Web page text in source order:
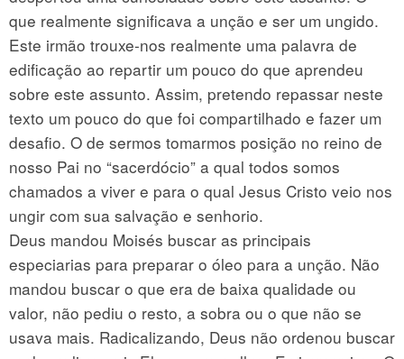
que realmente significava a unção e ser um ungido.
Este irmão trouxe-nos realmente uma palavra de
edificação ao repartir um pouco do que aprendeu
sobre este assunto. Assim, pretendo repassar neste
texto um pouco do que foi compartilhado e fazer um
desafio. O de sermos tomarmos posição no reino de
nosso Pai no “sacerdócio” a qual todos somos
chamados a viver e para o qual Jesus Cristo veio nos
ungir com sua salvação e senhorio.
Deus mandou Moisés buscar as principais
especiarias para preparar o óleo para a unção. Não
mandou buscar o que era de baixa qualidade ou
valor, não pediu o resto, a sobra ou o que não se
usava mais. Radicalizando, Deus não ordenou buscar